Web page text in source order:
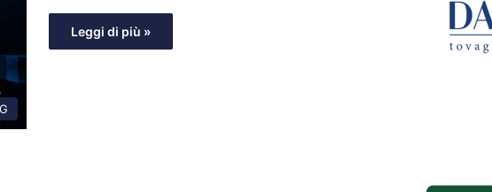
Leggi di più »